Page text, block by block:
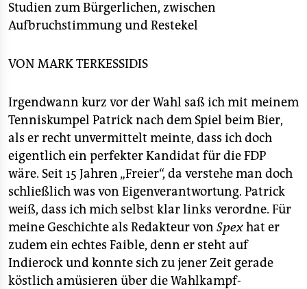
fragen & hilfe
unterstützen
genossenschaft
epaper login
Studien zum Bürgerlichen, zwischen
Aufbruchstimmung und Restekel
VON MARK TERKESSIDIS
Irgendwann kurz vor der Wahl saß ich mit meinem
Tenniskumpel Patrick nach dem Spiel beim Bier,
als er recht unvermittelt meinte, dass ich doch
eigentlich ein perfekter Kandidat für die FDP
wäre. Seit 15 Jahren „Freier“, da verstehe man doch
schließlich was von Eigenverantwortung. Patrick
weiß, dass ich mich selbst klar links verordne. Für
meine Geschichte als Redakteur von Spexhat er
zudem ein echtes Faible, denn er steht auf
Indierock und konnte sich zu jener Zeit gerade
köstlich amüsieren über die Wahlkampf-